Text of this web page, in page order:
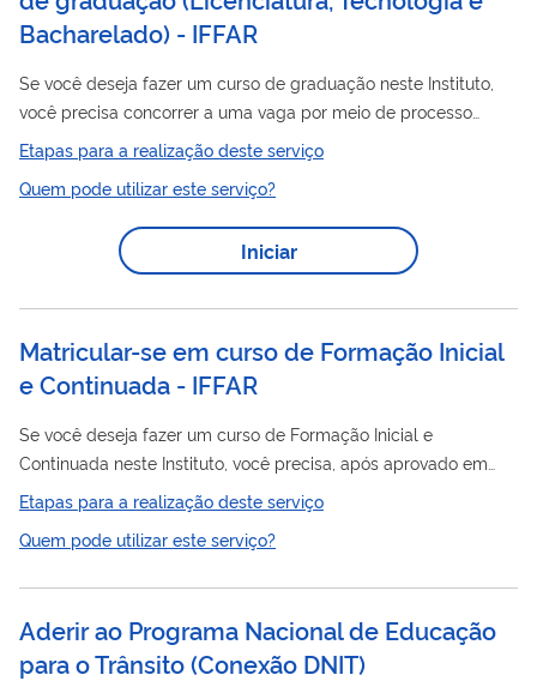
Bacharelado) - IFFAR
Se você deseja fazer um curso de graduação neste Instituto,
você precisa concorrer a uma vaga por meio de processo
seletivo realizado no primeiro semestre do ano. O IFFar
utilizada a nota do Enem como critério de ingresso. As
inscrições são realizadas online. Saiba mais em
http://ingresso.iffarroupilha.edu.br/
Etapas para a realização deste serviço
Quem pode utilizar este serviço?
Iniciar
Matricular-se em curso de Formação Inicial
e Continuada - IFFAR
Se você deseja fazer um curso de Formação Inicial e
Continuada neste Instituto, você precisa, após aprovado em
processo seletivo, matricular-se no curso escolhido por meio
deste serviço.
Etapas para a realização deste serviço
Quem pode utilizar este serviço?
Aderir ao Programa Nacional de Educação
para o Trânsito(Conexão DNIT)